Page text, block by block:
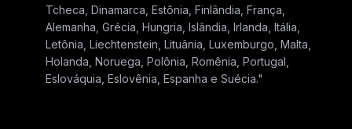
Tcheca, Dinamarca, Estônia, Finlândia, França,
Alemanha, Grécia, Hungria, Islândia, Irlanda, Itália,
Letônia, Liechtenstein, Lituânia, Luxemburgo, Malta,
Holanda, Noruega, Polônia, Romênia, Portugal,
Eslováquia, Eslovênia, Espanha e Suécia."